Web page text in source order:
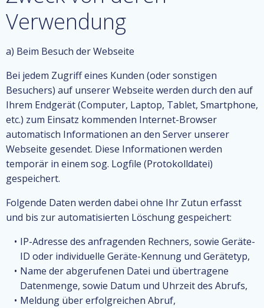
Verwendung
a) Beim Besuch der Webseite
Bei jedem Zugriff eines Kunden (oder sonstigen
Besuchers) auf unserer Webseite werden durch den auf
Ihrem Endgerät (Computer, Laptop, Tablet, Smartphone,
etc.) zum Einsatz kommenden Internet-Browser
automatisch Informationen an den Server unserer
Webseite gesendet. Diese Informationen werden
temporär in einem sog. Logfile (Protokolldatei)
gespeichert.
Folgende Daten werden dabei ohne Ihr Zutun erfasst
und bis zur automatisierten Löschung gespeichert:
IP-Adresse des anfragenden Rechners, sowie Geräte-
ID oder individuelle Geräte-Kennung und Gerätetyp,
Name der abgerufenen Datei und übertragene
Datenmenge, sowie Datum und Uhrzeit des Abrufs,
Meldung über erfolgreichen Abruf,